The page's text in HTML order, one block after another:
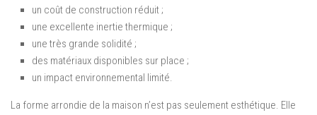
un coût de construction réduit ;
une excellente inertie thermique ;
une très grande solidité ;
des matériaux disponibles sur place ;
un impact environnemental limité.
La forme arrondie de la maison n’est pas seulement esthétique. Elle